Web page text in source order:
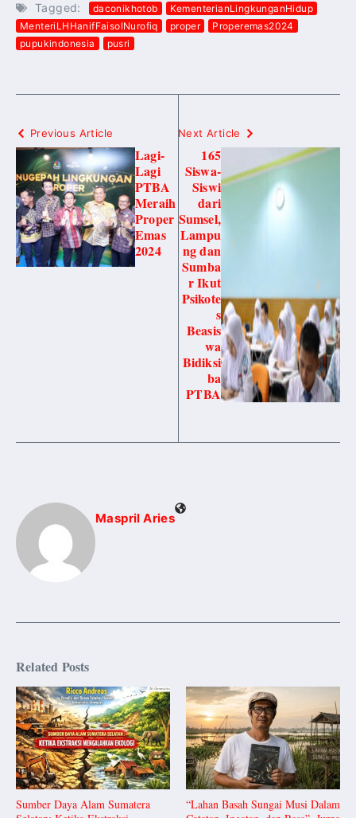
Tagged: daconikhotob
KementerianLingkunganHidup
MenteriLHHanifFaisolNurofiq
proper
Properemas2024
pupukindonesia
pusri
Previous Article
Lagi-
Lagi
PTBA
Meraih
Proper
Emas
2024
Next Article
165
Siswa-
Siswi
dari
Sumsel,
Lampu
ng dan
Sumba
r Ikut
Psikote
s
Beasis
wa
Bidiksi
ba
PTBA
Maspril Aries
Related Posts
Sumber Daya Alam Sumatera
“Lahan Basah Sungai Musi Dalam